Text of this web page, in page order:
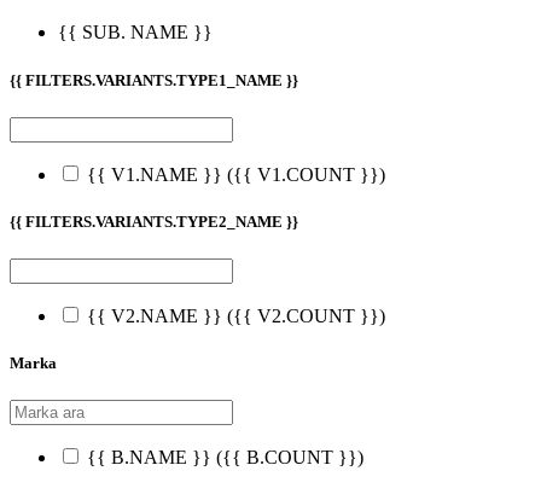
{{ SUB. NAME }}
{{ FILTERS.VARIANTS.TYPE1_NAME }}
{{ V1.NAME }} ({{ V1.COUNT }})
{{ FILTERS.VARIANTS.TYPE2_NAME }}
{{ V2.NAME }} ({{ V2.COUNT }})
Marka
{{ B.NAME }} ({{ B.COUNT }})